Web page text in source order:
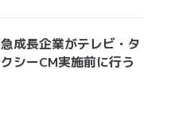
急成長企業がテレビ・タ
クシーCM実施前に行う